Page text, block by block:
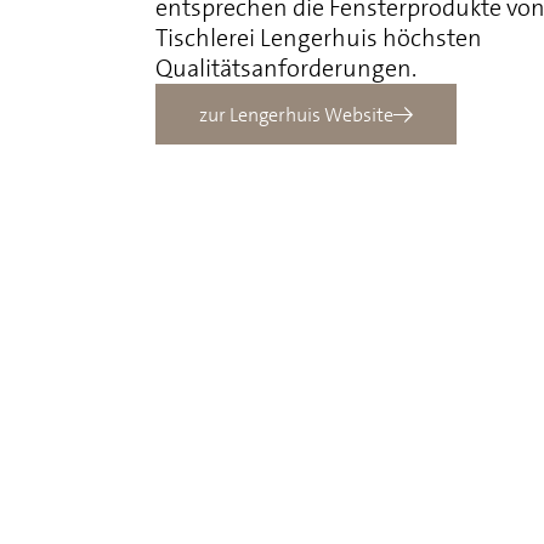
entsprechen die Fensterprodukte
Tischlerei Lengerhuis höchsten
Qualitätsanforderungen.
zur Lengerhuis Website